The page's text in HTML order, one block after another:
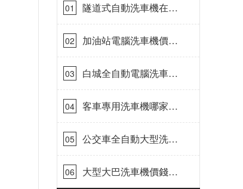
01
隧道式自動洗車機在哪
里購買[隆茂鑫晟]
02
加油站電腦洗車機價格
怎么樣[隆茂鑫晟]
03
白城全自動電腦洗車
機-ADV防凍冬季正常
使用[隆茂鑫晟]
04
客車專用洗車機哪家的
好[隆茂鑫晟]
05
公交車全自動大型洗車
機什么價錢[隆茂鑫晟]
06
大型大巴洗車機價錢怎
么樣[隆茂鑫晟]